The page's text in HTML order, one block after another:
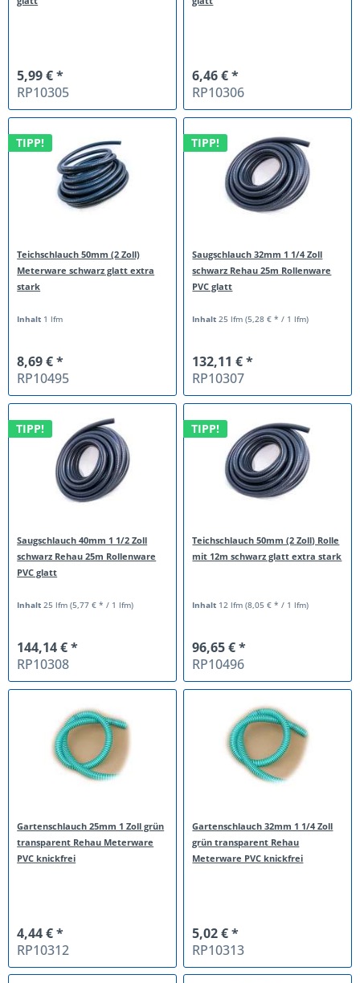
5,99 € *
RP10305
6,46 € *
RP10306
TIPP!
Teichschlauch 50mm (2 Zoll)
Meterware schwarz glatt extra
stark
Inhalt 1 lfm
8,69 € *
RP10495
TIPP!
Saugschlauch 32mm 1 1/4 Zoll
schwarz Rehau 25m Rollenware
PVC glatt
Inhalt25 lfm(5,28 € * / 1 lfm)
132,11 € *
RP10307
TIPP!
Saugschlauch 40mm 1 1/2 Zoll
schwarz Rehau 25m Rollenware
PVC glatt
Inhalt 25 lfm(5,77 € * / 1 lfm)
144,14 € *
RP10308
TIPP!
Teichschlauch 50mm (2 Zoll) Rolle
mit 12m schwarz glatt extra stark
Inhalt 12 lfm(8,05 € * / 1 lfm)
96,65 € *
RP10496
Gartenschlauch 25mm 1 Zoll grün
transparent Rehau Meterware
PVC knickfrei
4,44 € *
RP10312
Gartenschlauch 32mm 1 1/4 Zoll
grün transparent Rehau
Meterware PVC knickfrei
5,02 € *
RP10313